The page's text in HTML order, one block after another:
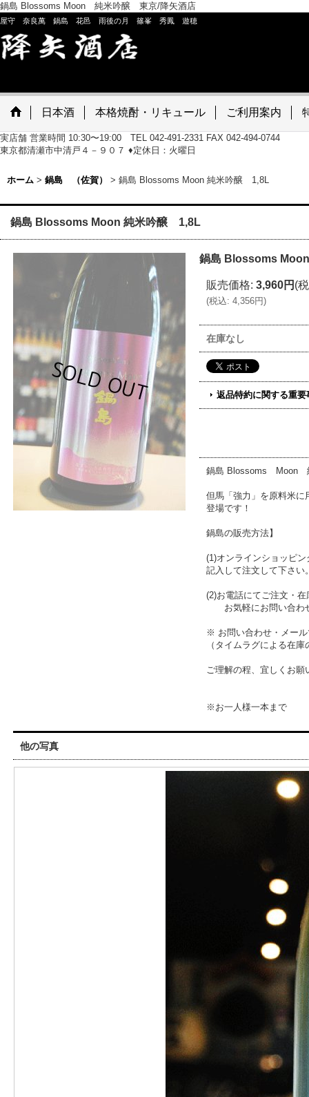
鍋島 Blossoms Moon 純米吟醸 東京/降矢酒店
屋守 奈良萬 鍋島 花邑 雨後の月 篠峯 秀鳳 遊穂
日本酒 本格焼酎・リキュール ご利用案内
実店舗 営業時間 10:30〜19:00 TEL 042-491-2331 FAX 042-494-0744
東京都清瀬市中清戸４－９０７ ♦定休日：火曜日
ホーム > 鍋島 （佐賀） > 鍋島 Blossoms Moon 純米吟醸 1,8L
鍋島 Blossoms Moon 純米吟醸 1,8L
鍋島 Blossoms
販売価格: 3,960円 (
(税込: 4,356円)
在庫なし
返品特約に関する重要
鍋島 Blossoms Moon
但馬「強力」を原料米に
登場です！
鍋島の販売方法】
(1)オンラインショッピ
記入して注文して下さい
(2)お電話にてご注文・
お気軽にお問い合わ
※ お問い合わせ・メー
（タイムラグによる在
ご理解の程、宜しくお願
※お一人様一本まで
他の写真